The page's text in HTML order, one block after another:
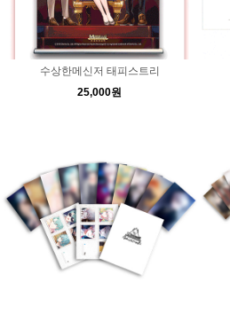
수상한메신저 태피스트리
25,000원